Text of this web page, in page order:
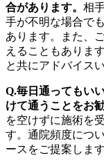
合があります。 相
手が不明な場合で
あります。また、
えることもありま
と共にアドバイス
Q.毎日通ってもい
けて通うことをお
を空けずに施術を
す。通院頻度につ
ースをご提案します